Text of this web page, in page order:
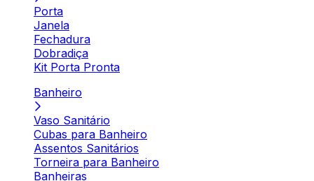
Porta
Janela
Fechadura
Dobradiça
Kit Porta Pronta
Banheiro
Vaso Sanitário
Cubas para Banheiro
Assentos Sanitários
Torneira para Banheiro
Banheiras